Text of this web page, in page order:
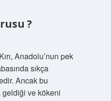
?
Anadolu’nun pek
sıkça
Ancak bu
ve kökeni